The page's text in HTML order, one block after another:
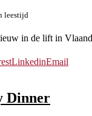
leestijd
in de lift in
LinkedinEmail
Dinner